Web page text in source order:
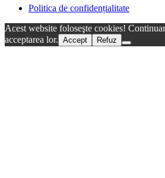
Politica de confidențialitate
Acest website foloseşte cookies!
acceptarea lor. Accept Refuz